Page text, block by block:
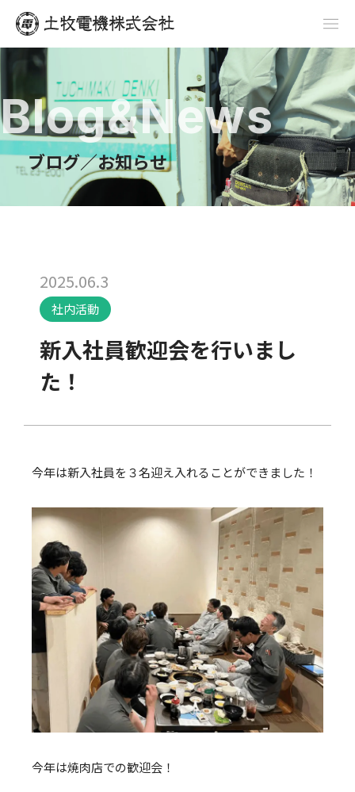
Blog&News
ブログ／お知らせ
2025.06.3
社内活動
新入社員歓迎会を行いまし
た！
今年は新入社員を３名迎え入れることができました！
今年は焼肉店での歓迎会！